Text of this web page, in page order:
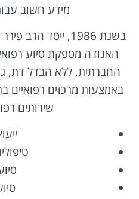
מידע חשוב
בשנת 1986, ייסד
האגודה מספקת סיוע
החברתית, ללא הבדל דת,
באמצעות מרכזים רפואיים
שירותים